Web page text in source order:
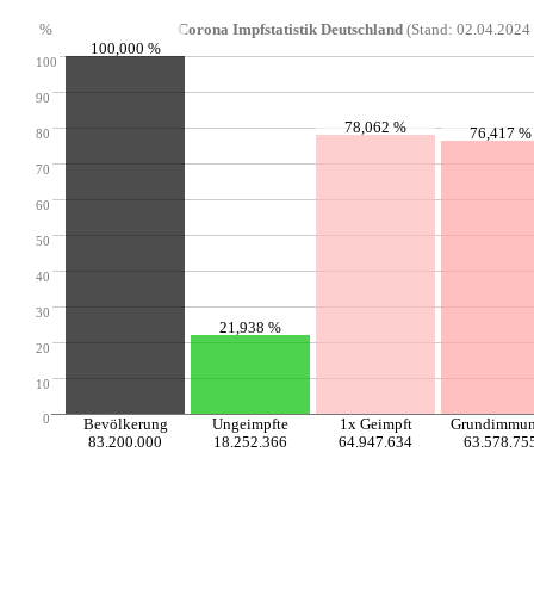
% Corona Impfstatistik Deutschland (Stand:
100
90
80
70
60
50
40
30
20
10
0
100,000 %
21,938 %
78,062 % 76,417 %
Bevölkerung
83.200.000
Ungeimpfte
18.252.366
1x Geimpft
64.947.634